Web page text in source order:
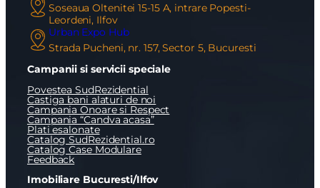
Soseaua Oltenitei 15-15 A, intrare Popesti-
Leordeni, Ilfov
Urban Expo Hub
Strada Pucheni, nr. 157, Sector 5, Bucuresti
Campanii si servicii speciale
Povestea SudRezidential
Castiga bani alaturi de noi
Campania Onoare si Respect
Campania “Candva acasa”
Plati esalonate
Catalog SudRezidential.ro
Catalog Case Modulare
Feedback
Imobiliare Bucuresti/Ilfov